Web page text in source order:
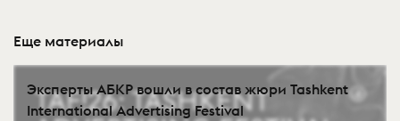
Еще материалы
Эксперты АБКР вошли в состав жюри Tashkent
International Advertising Festival